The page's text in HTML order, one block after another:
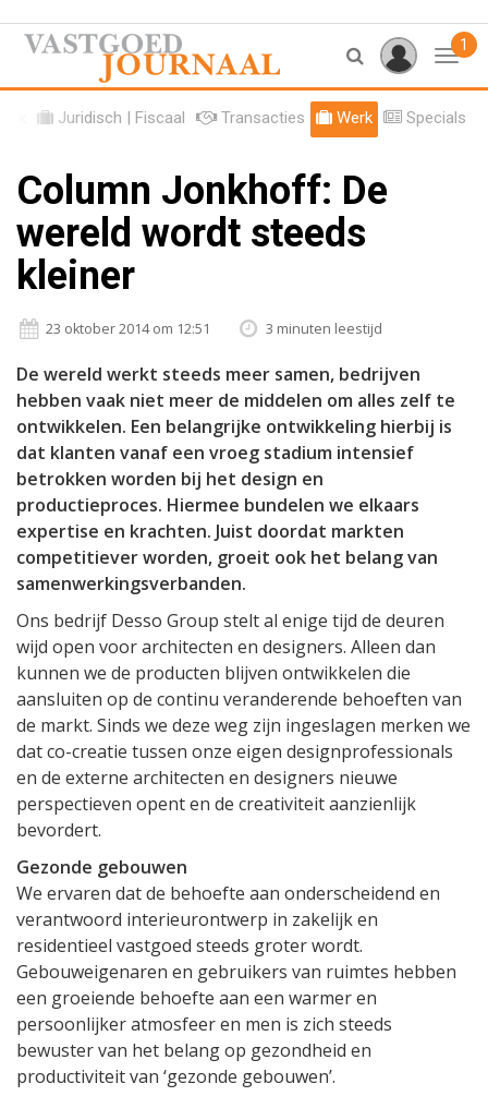
1
Juridisch | Fiscaal Transacties Werk Specials
Column Jonkhoff: De
wereld wordt steeds
kleiner
23 oktober 2014 om 12:51 3 minuten leestijd
De wereld werkt steeds meer samen, bedrijven
hebben vaak niet meer de middelen om alles zelf te
ontwikkelen. Een belangrijke ontwikkeling hierbij is
dat klanten vanaf een vroeg stadium intensief
betrokken worden bij het design en
productieproces. Hiermee bundelen we elkaars
expertise en krachten. Juist doordat markten
competitiever worden, groeit ook het belang van
samenwerkingsverbanden.
Ons bedrijf Desso Group stelt al enige tijd de deuren
wijd open voor architecten en designers. Alleen dan
kunnen we de producten blijven ontwikkelen die
aansluiten op de continu veranderende behoeften van
de markt. Sinds we deze weg zijn ingeslagen merken we
dat co-creatie tussen onze eigen designprofessionals
en de externe architecten en designers nieuwe
perspectieven opent en de creativiteit aanzienlijk
bevordert.
Gezonde gebouwen
We ervaren dat de behoefte aan onderscheidend en
verantwoord interieurontwerp in zakelijk en
residentieel vastgoed steeds groter wordt.
Gebouweigenaren en gebruikers van ruimtes hebben
een groeiende behoefte aan een warmer en
persoonlijker atmosfeer en men is zich steeds
bewuster van het belang op gezondheid en
productiviteit van ‘gezonde gebouwen’.